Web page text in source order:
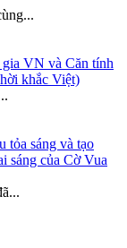
VN và Căn tính
khắc Việt)
tỏa sáng và tạo
sáng của Cờ Vua